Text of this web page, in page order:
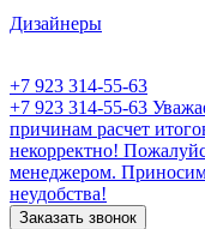
Дизайнеры
+7 923 314-55-63
+7 923 314-55-63
причинам расчет
некорректно!
менеджером.
неудобства!
Заказать звонок